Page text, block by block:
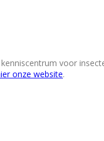
voor
onze website.